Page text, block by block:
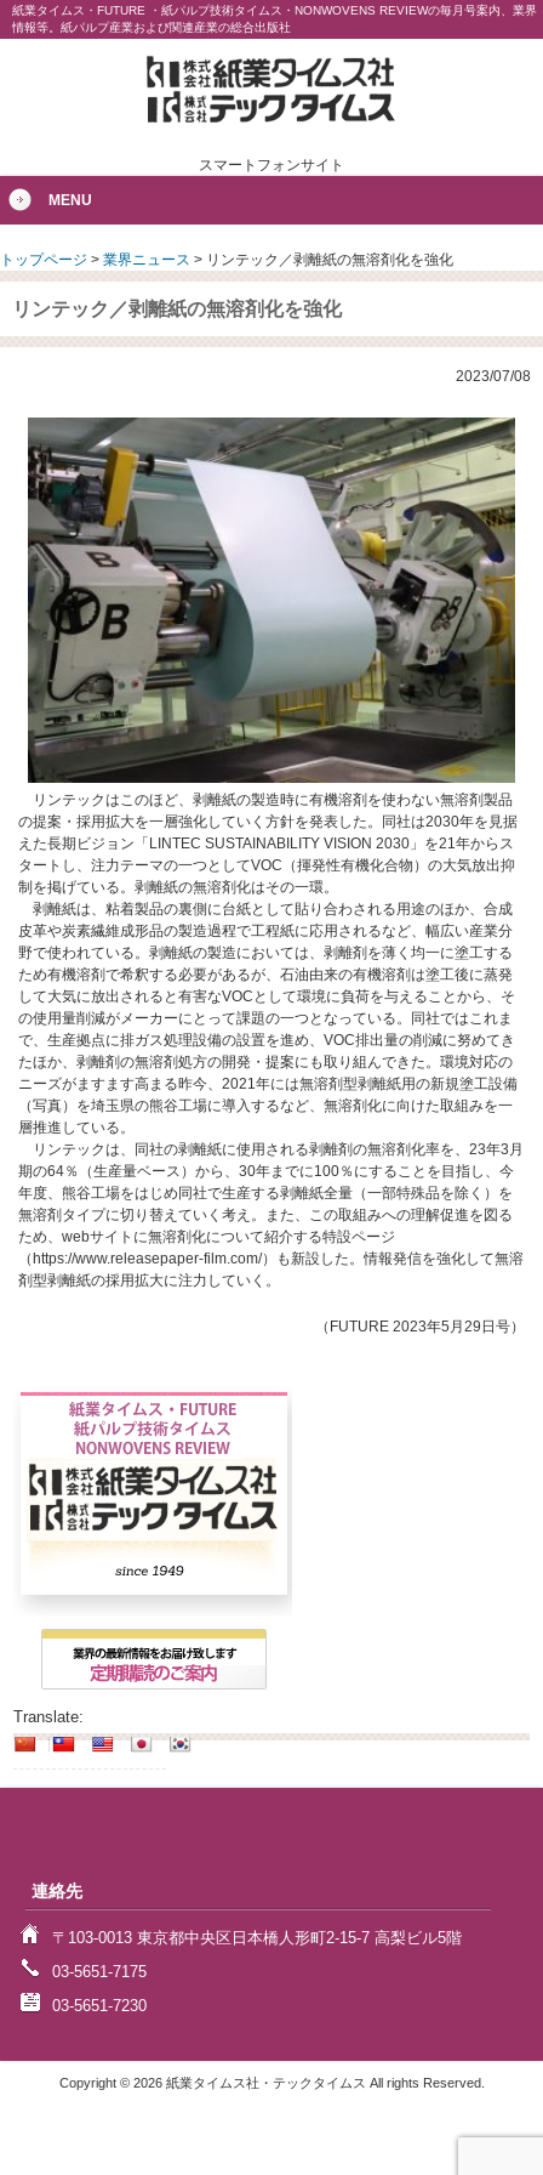
紙業タイムス・FUTURE ・紙パルプ技術タイムス・NONWOVENS REVIEWの毎月号案内、業界
情報等。紙パルプ産業および関連産業の総合出版社
スマートフォンサイト
MENU
トップページ > 業界ニュース > リンテック／剥離紙の無溶剤化を強化
リンテック／剥離紙の無溶剤化を強化
2023/07/08
リンテックはこのほど、剥離紙の製造時に有機溶剤を使わない無溶剤製品
の提案・採用拡大を一層強化していく方針を発表した。同社は2030年を見据
えた長期ビジョン「LINTEC SUSTAINABILITY VISION 2030」を21年からス
タートし、注力テーマの一つとしてVOC（揮発性有機化合物）の大気放出抑
制を掲げている。剥離紙の無溶剤化はその一環。
剥離紙は、粘着製品の裏側に台紙として貼り合わされる用途のほか、合成
皮革や炭素繊維成形品の製造過程で工程紙に応用されるなど、幅広い産業分
野で使われている。剥離紙の製造においては、剥離剤を薄く均一に塗工する
ため有機溶剤で希釈する必要があるが、石油由来の有機溶剤は塗工後に蒸発
して大気に放出されると有害なVOCとして環境に負荷を与えることから、そ
の使用量削減がメーカーにとって課題の一つとなっている。同社ではこれま
で、生産拠点に排ガス処理設備の設置を進め、VOC排出量の削減に努めてき
たほか、剥離剤の無溶剤処方の開発・提案にも取り組んできた。環境対応の
ニーズがますます高まる昨今、2021年には無溶剤型剥離紙用の新規塗工設備
（写真）を埼玉県の熊谷工場に導入するなど、無溶剤化に向けた取組みを一
層推進している。
リンテックは、同社の剥離紙に使用される剥離剤の無溶剤化率を、23年3月
期の64％（生産量ベース）から、30年までに100％にすることを目指し、今
年度、熊谷工場をはじめ同社で生産する剥離紙全量（一部特殊品を除く）を
無溶剤タイプに切り替えていく考え。また、この取組みへの理解促進を図る
ため、webサイトに無溶剤化について紹介する特設ページ
（https://www.releasepaper-film.com/）も新設した。情報発信を強化して無溶
剤型剥離紙の採用拡大に注力していく。
（FUTURE 2023年5月29日号）
Translate:
連絡先
〒103-0013 東京都中央区日本橋人形町2-15-7 高梨ビル5階
03-5651-7175
03-5651-7230
Copyright © 2026 紙業タイムス社・テックタイムス All rights Reserved.